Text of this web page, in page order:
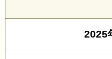
2025